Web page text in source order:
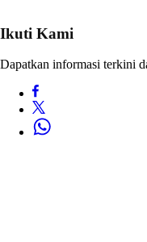
Ikuti Kami
Dapatkan informasi terkini